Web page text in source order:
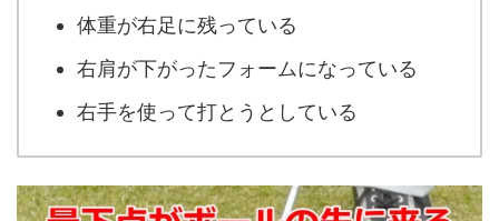
体重が右足に残っている
右肩が下がったフォームになっている
右手を使って打とうとしている